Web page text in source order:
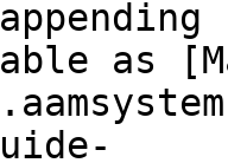
as